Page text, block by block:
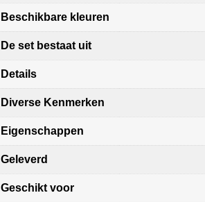
Beschikbare kleuren
De set bestaat uit
Details
Diverse Kenmerken
Eigenschappen
Geleverd
Geschikt voor